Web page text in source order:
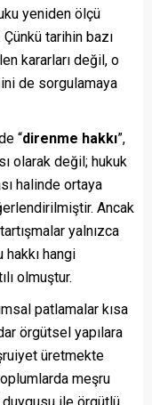
yeniden ölçü
tarihin bazı
kararları değil, o
de sorgulamaya
“direnme hakkı”,
olarak değil; hukuk
halinde ortaya
Ancak
yalnızca
hakkı hangi
olmuştur.
patlamalar kısa
örgütsel yapılara
üretmekte
meşru
ile örgütlü